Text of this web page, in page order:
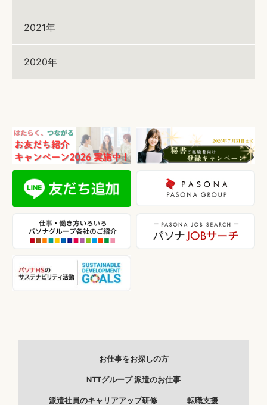
2021年
2020年
お仕事をお探しの方
NTTグループ 派遣のお仕事
派遣社員のキャリアアップ研修 転職支援